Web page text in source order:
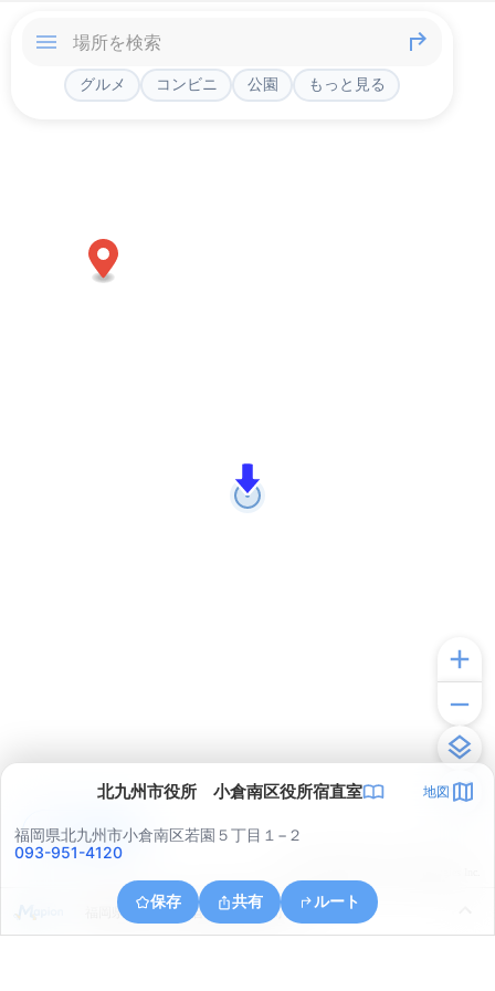
グルメ コンビニ 公園 もっと見る
北九州市役所 小倉南区役所宿直室 地図
福岡県北九州市小倉南区若園５丁目１−２
093-951-4120
保存 共有 ルート
福岡県北九州市小倉南区横代北町４丁目１５
アプリで見る